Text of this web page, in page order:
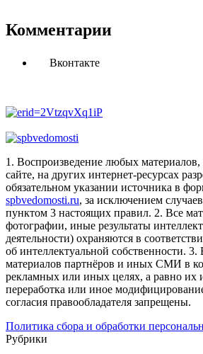
Комментарии
Вконтакте
1. Воспроизведение любых
сайте, на других интернет-ресурсах
обязательном указании источника в
spbvedomosti.ru, за исключением
пунктом 3 настоящих правил. 2. Все
фотографии, иные результаты
деятельности) охраняются в
об интеллектуальной собственности. 3.
материалов партнёров и иных СМИ в
рекламных или иных целях, а равно их
переработка или иное
согласия правообладателя запрещены.
Политика сбора и обработки
Рубрики